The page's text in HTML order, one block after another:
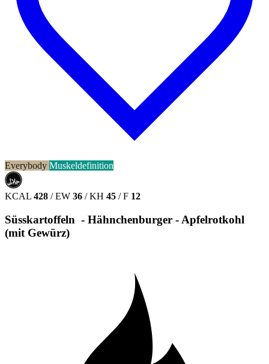
Everybody Muskeldefinition
حلال
HALAL
KCAL 428 / EW 36 / KH 45 / F 12
Süsskartoffeln - Hähnchenburger - Apfelrotkohl
(mit Gewürz)